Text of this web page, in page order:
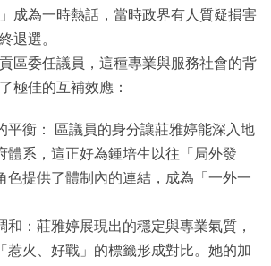
成為一時熱話，當時政界有人質疑損害
退選。
區委任議員，這種專業與服務社會的背
極佳的互補效應：
平衡： 區議員的身分讓莊雅婷能深入地
體系，這正好為鍾培生以往「局外發
色提供了體制內的連結，成為「一外一
和：莊雅婷展現出的穩定與專業氣質，
惹火、好戰」的標籤形成對比。她的加